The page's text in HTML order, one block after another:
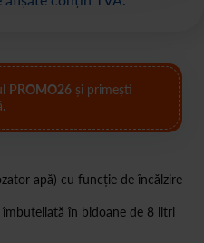
PROMO26 și primești
apă) cu funcție de încălzire
în bidoane de 8 litri